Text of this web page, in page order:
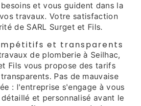
et vous guident dans la
travaux. Votre satisfaction
de SARL Surget et Fils.
et transparents
de plomberie à Seilhac,
Fils vous propose des tarifs
Pas de mauvaise
: l'entreprise s'engage à vous
et personnalisé avant le